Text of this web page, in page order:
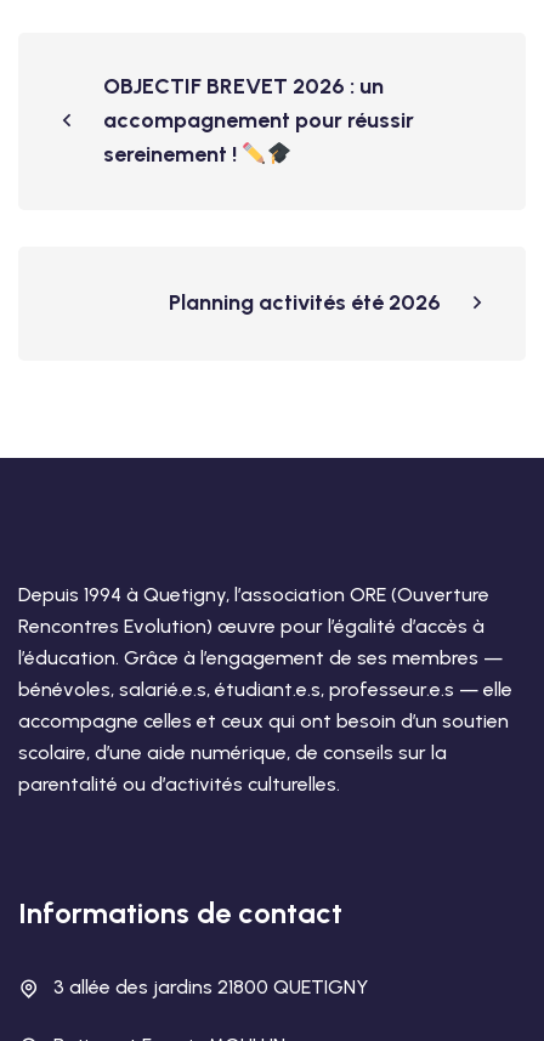
OBJECTIF BREVET 2026 : un
accompagnement pour réussir
sereinement !
Planning activités été 2026
Depuis 1994 à Quetigny, l’association ORE (Ouverture
Rencontres Evolution) œuvre pour l’égalité d’accès à
l’éducation. Grâce à l’engagement de ses membres —
bénévoles, salarié.e.s, étudiant.e.s, professeur.e.s — elle
accompagne celles et ceux qui ont besoin d’un soutien
scolaire, d’une aide numérique, de conseils sur la
parentalité ou d’activités culturelles.
Informations de contact
3 allée des jardins 21800 QUETIGNY